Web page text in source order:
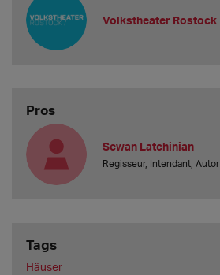
Volkstheater Rostock
Pros
Sewan Latchinian
Regisseur, Intendant, Autor
Tags
Häuser